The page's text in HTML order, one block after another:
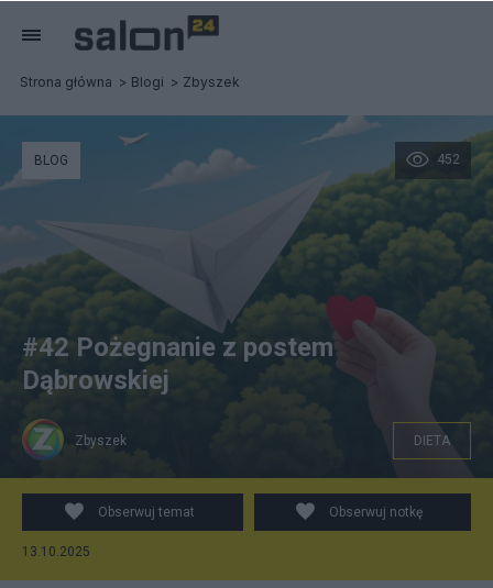
Strona główna Blogi Zbyszek
452
BLOG
#42 Pożegnanie z postem
Dąbrowskiej
Zbyszek DIETA
Obserwuj temat Obserwuj notkę
13.10.2025